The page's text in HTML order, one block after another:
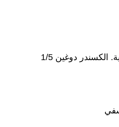
الكسندر دوغين 1/5